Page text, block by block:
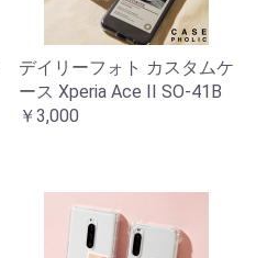
デイリーフォト カスタムケ
ース Xperia Ace II SO-41B
￥3,000